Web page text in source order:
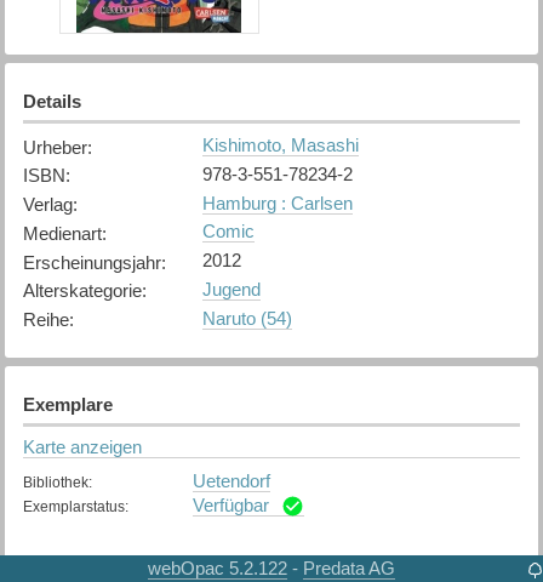
Details
Urheber:
Kishimoto, Masashi
ISBN:
978-3-551-78234-2
Verlag:
Hamburg : Carlsen
Medienart:
Comic
Erscheinungsjahr:
2012
Alterskategorie:
Jugend
Reihe: Naruto (54)
Exemplare
Karte anzeigen
Bibliothek: Uetendorf
Exemplarstatus: Verfügbar
webOpac 5.2.122 - Predata AG